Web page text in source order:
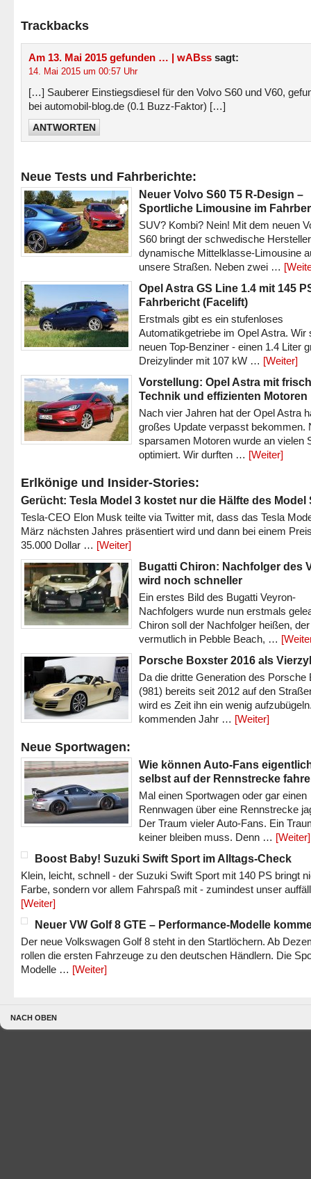
Trackbacks
Am 13. Mai 2015 gefunden … | wABss sagt:
14. Mai 2015 um 00:57 Uhr
[…] Sauberer Einstiegsdiesel für den Volvo S60 und V60,
bei automobil-blog.de (0.1 Buzz-Faktor) […]
ANTWORTEN
Neue Tests und Fahrberichte:
Neuer Volvo S60 T5 R-Design –
Sportliche Limousine im
SUV? Kombi? Nein! Mit dem neuen
S60 bringt der schwedische
dynamische Mittelklasse-Limousine
unsere Straßen. Neben zwei …
Opel Astra GS Line 1.4 mit 145
Fahrbericht (Facelift)
Erstmals gibt es ein stufenloses
Automatikgetriebe im Opel Astra. Wir
neuen Top-Benziner - einen 1.4 Liter
Dreizylinder mit 107 kW … [Weiter]
Vorstellung: Opel Astra mit
Technik und effizienten Motoren
Nach vier Jahren hat der Opel Astra
großes Update verpasst bekommen.
sparsamen Motoren wurde an vielen
optimiert. Wir durften … [Weiter]
Erlkönige und Insider-Stories:
Gerücht: Tesla Model 3 kostet nur die Hälfte des Model
Tesla-CEO Elon Musk teilte via Twitter mit, dass das Tesla
März nächsten Jahres präsentiert wird und dann bei einem
35.000 Dollar … [Weiter]
Bugatti Chiron: Nachfolger des
wird noch schneller
Ein erstes Bild des Bugatti Veyron-
Nachfolgers wurde nun erstmals
Chiron soll der Nachfolger heißen, der
vermutlich in Pebble Beach, …
Porsche Boxster 2016 als
Da die dritte Generation des Porsche
(981) bereits seit 2012 auf den
wird es Zeit ihn ein wenig
kommenden Jahr … [Weiter]
Neue Sportwagen:
Wie können Auto-Fans
selbst auf der Rennstrecke
Mal einen Sportwagen oder gar einen
Rennwagen über eine Rennstrecke
Der Traum vieler Auto-Fans. Ein
keiner bleiben muss. Denn … [Weiter]
Boost Baby! Suzuki Swift Sport im Alltags-Check
Klein, leicht, schnell - der Suzuki Swift Sport mit 140 PS bringt
Farbe, sondern vor allem Fahrspaß mit - zumindest unser
[Weiter]
Neuer VW Golf 8 GTE – Performance-Modelle
Der neue Volkswagen Golf 8 steht in den Startlöchern. Ab
rollen die ersten Fahrzeuge zu den deutschen Händlern. Die
Modelle … [Weiter]
NACH OBEN